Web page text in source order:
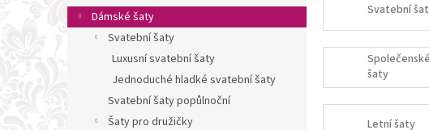
r
a
Dámské šaty
Svatební šaty
Luxusní svatební šaty
Jednoduché hladké svatební šaty
Svatební šaty popůlnoční
Šaty pro družičky
Svatební
Společenské
šaty
Letní šaty